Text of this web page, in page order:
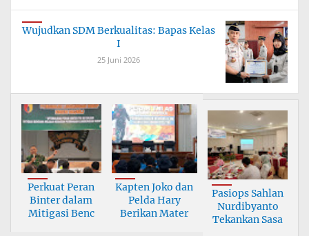
Wujudkan SDM Berkualitas: Bapas Kelas
I
25 Juni 2026
Perkuat Peran
Binter dalam
Mitigasi Benc
Kapten Joko dan
Pelda Hary
Berikan Mater
Pasiops Sahlan
Nurdibyanto
Tekankan Sasa